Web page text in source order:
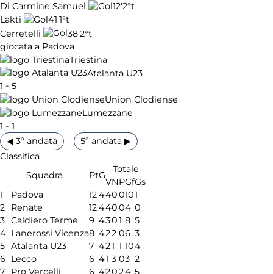
Di Carmine Samuel
12'2°t
Lakti
41'1°t
Cerretelli
38'2°t
giocata a Padova
Triestina
Atalanta U23
1 - 5
Union Clodiense
Lumezzane
1 - 1
◀ 3ª andata
5ª andata ▶
Classifica
Squadra
PtG
Totale
VNPGfGs
1
Padova 124400101
2
Renate 1244004 0
3 Caldiero Terme 9 4301 8 5
4 Lanerossi Vicenza8 422 06 3
5 Atalanta U23 7 421 1 104
6 Lecco 6 41 3 03 2
7
Pro Vercelli 6 42024 5